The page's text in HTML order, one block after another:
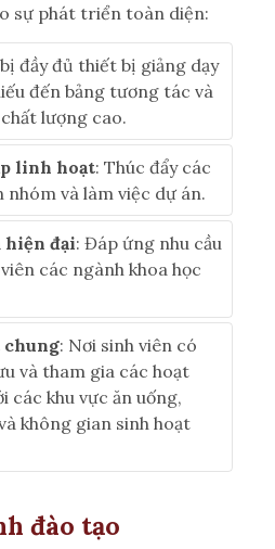
sự phát triển toàn diện:
đầy đủ thiết bị giảng dạy
đến bảng tương tác và
lượng cao.
linh hoạt: Thúc đẩy các
nhóm và làm việc dự án.
đại: Đáp ứng nhu cầu
các ngành khoa học
chung: Nơi sinh viên có
và tham gia các hoạt
các khu vực ăn uống,
không gian sinh hoạt
đào tạo